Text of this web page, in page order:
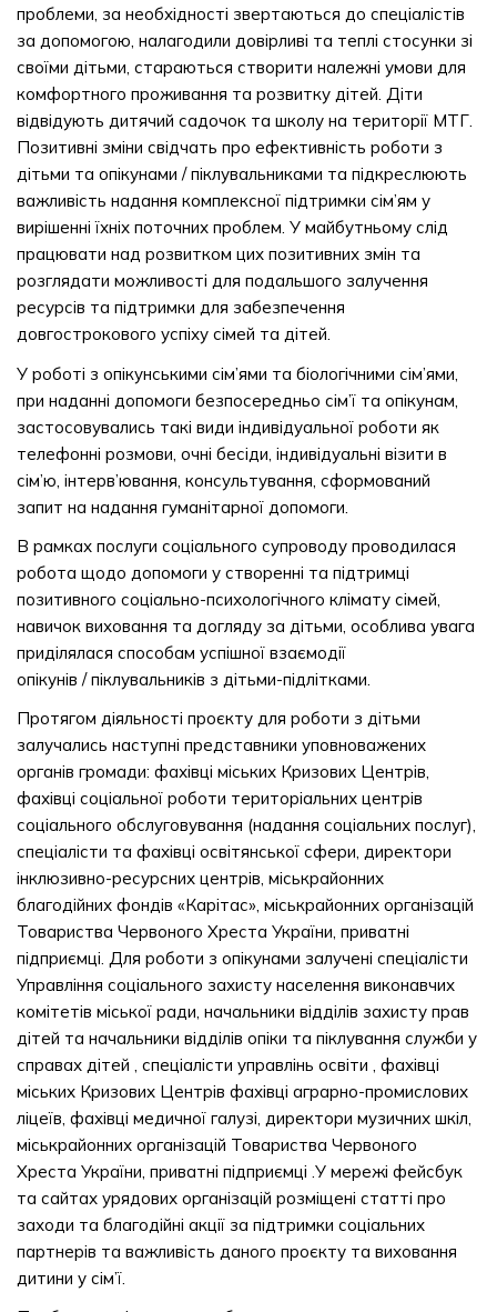
проблеми, за необхідності звертаються до спеціалістів
за допомогою, налагодили довірливі та теплі стосунки зі
своїми дітьми, стараються створити належні умови для
комфортного проживання та розвитку дітей. Діти
відвідують дитячий садочок та школу на території МТГ.
Позитивні зміни свідчать про ефективність роботи з
дітьми та опікунами / піклувальниками та підкреслюють
важливість надання комплексної підтримки сім’ям у
вирішенні їхніх поточних проблем. У майбутньому слід
працювати над розвитком цих позитивних змін та
розглядати можливості для подальшого залучення
ресурсів та підтримки для забезпечення
довгострокового успіху сімей та дітей.
У роботі з опікунськими сім’ями та біологічними сім’ями,
при наданні допомоги безпосередньо сім’ї та опікунам,
застосовувались такі види індивідуальної роботи як
телефонні розмови, очні бесіди, індивідуальні візити в
сім’ю, інтерв’ювання, консультування, сформований
запит на надання гуманітарної допомоги.
В рамках послуги соціального супроводу проводилася
робота щодо допомоги у створенні та підтримці
позитивного соціально-психологічного клімату сімей,
навичок виховання та догляду за дітьми, особлива увага
приділялася способам успішної взаємодії
опікунів / піклувальників з дітьми-підлітками.
Протягом діяльності проєкту для роботи з дітьми
залучались наступні представники уповноважених
органів громади: фахівці міських Кризових Центрів,
фахівці соціальної роботи територіальних центрів
соціального обслуговування (надання соціальних послуг),
спеціалісти та фахівці освітянської сфери, директори
інклюзивно-ресурсних центрів, міськрайонних
благодійних фондів «Карітас», міськрайонних організацій
Товариства Червоного Хреста України, приватні
підприємці. Для роботи з опікунами залучені спеціалісти
Управління соціального захисту населення виконавчих
комітетів міської ради, начальники відділів захисту прав
дітей та начальники відділів опіки та піклування служби у
справах дітей , спеціалісти управлінь освіти , фахівці
міських Кризових Центрів фахівці аграрно-промислових
ліцеїв, фахівці медичної галузі, директори музичних шкіл,
міськрайонних організацій Товариства Червоного
Хреста України, приватні підприємці .У мережі фейсбук
та сайтах урядових організацій розміщені статті про
заходи та благодійні акції за підтримки соціальних
партнерів та важливість даного проєкту та виховання
дитини у сім’ї.